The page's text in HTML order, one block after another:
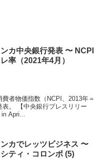
カ中央銀行発表 〜 NCPI
率（2021年4月）
リリー
in Apri...
カでレッツビジネス 〜
ティ・コロンボ (5)